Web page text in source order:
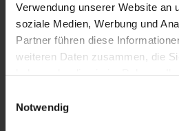
Verwendung unserer Website an
soziale Medien, Werbung und
Partner führen diese
weiteren Daten zusammen, die
Notwendig
BRANDWERK GmbH